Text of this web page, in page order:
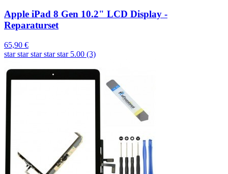
Apple iPad 8 Gen 10.2" LCD Display -
Reparaturset
65,90 €
star star star star star 5.00 (3)